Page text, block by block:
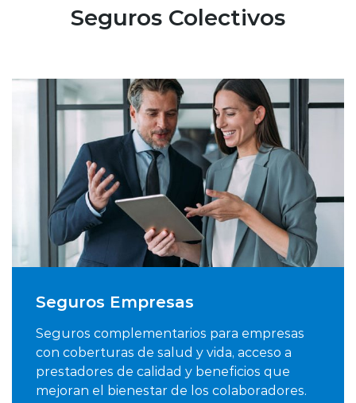
Seguros Colectivos
Seguros Empresas
Seguros complementarios para empresas
con coberturas de salud y vida, acceso a
prestadores de calidad y beneficios que
mejoran el bienestar de los colaboradores.